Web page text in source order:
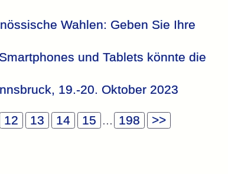
Wahlen: Geben Sie Ihre
und Tablets könnte die
19.-20. Oktober 2023
12 13 14 15 ... 198 >>